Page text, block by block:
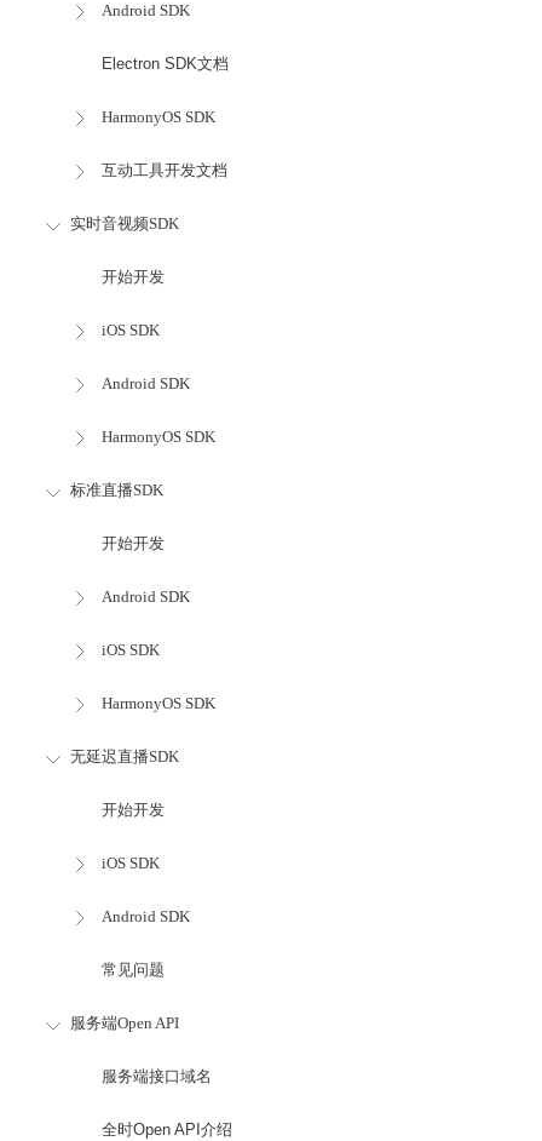
Android SDK
Electron SDK文档
HarmonyOS SDK
互动工具开发文档
实时音视频SDK
开始开发
iOS SDK
Android SDK
HarmonyOS SDK
标准直播SDK
开始开发
Android SDK
iOS SDK
HarmonyOS SDK
无延迟直播SDK
开始开发
iOS SDK
Android SDK
常见问题
服务端Open API
服务端接口域名
全时Open API介绍